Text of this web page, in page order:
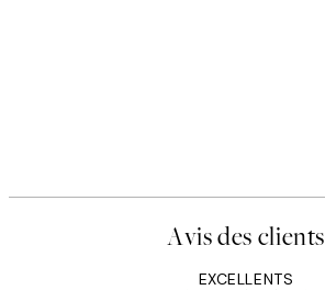
Avis des clients
EXCELLENTS